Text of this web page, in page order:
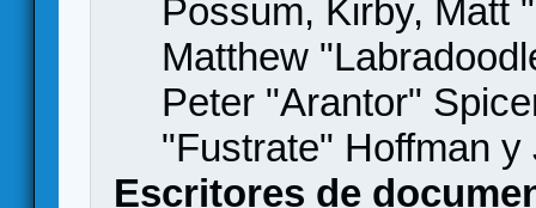
Possum, Kirby, Matt
Matthew
Peter "Arantor"
"Fustrate" Hoffman
Escritores de